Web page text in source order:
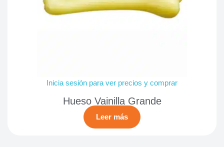
Inicia sesión para ver precios y comprar
Hueso Vainilla Grande
Leer más